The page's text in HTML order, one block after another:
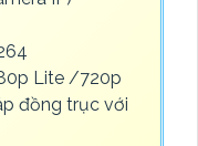
Lite /720p
đồng trục với